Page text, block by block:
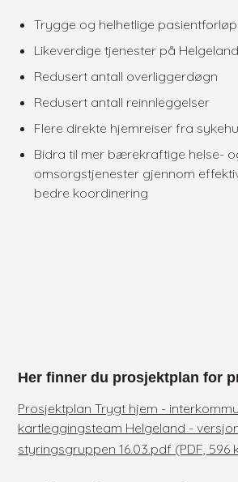
Trygge og helhetlige pasientforløp
Likeverdige tjenester på Helgeland
Redusert antall overliggerdøgn
Redusert antall reinnleggelser
Flere direkte hjemreiser fra
Bidra til mer bærekraftige helse-
omsorgstjenester gjennom
bedre koordinering
Her finner du prosjektplan for
Prosjektplan Trygt hjem -
kartleggingsteam Helgeland -
styringsgruppen 16.03.pdf (PDF, 596